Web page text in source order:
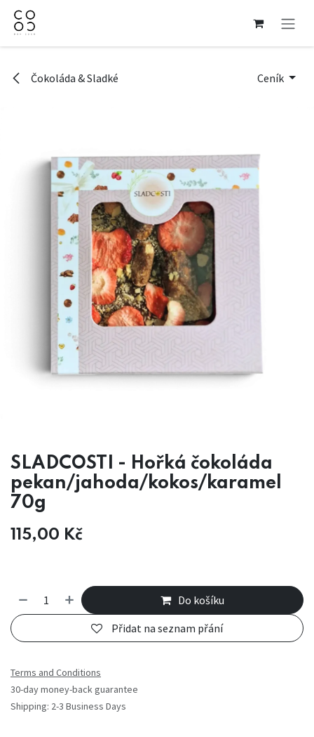
Přejít na obsah
Čokoláda & Sladké Ceník
SLADCOSTI - Hořká čokoláda
pekan/jahoda/kokos/karamel
70g
115,00 Kč
Do košíku
Přidat na seznam přání
Terms and Conditions
30-day money-back guarantee
Shipping: 2-3 Business Days